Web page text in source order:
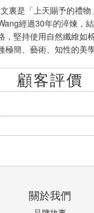
裏是「上天賜予的禮物」
經過30年的淬煉，
，堅持使用自然纖維如
簡、藝術、知性的美
顧客評價
關於我們